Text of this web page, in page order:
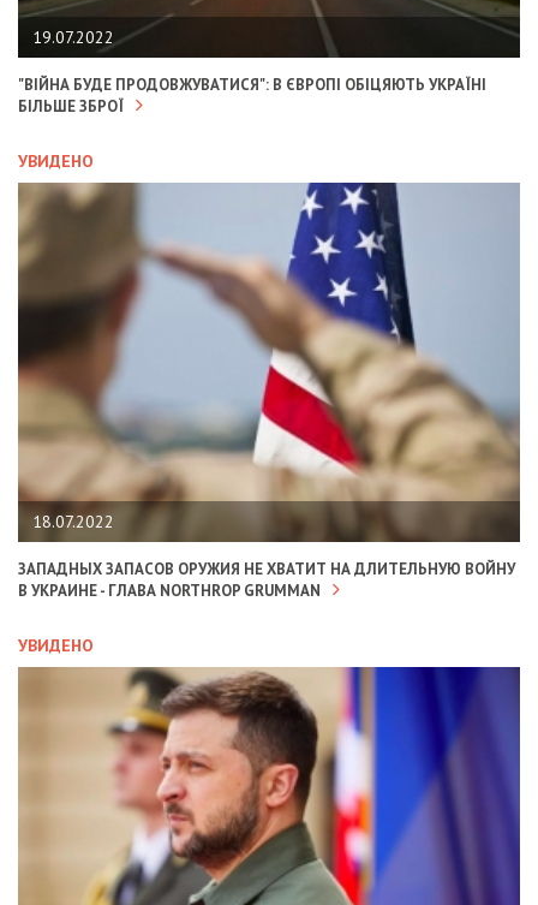
19.07.2022
"ВІЙНА БУДЕ ПРОДОВЖУВАТИСЯ": В ЄВРОПІ ОБІЦЯЮТЬ УКРАЇНІ
БІЛЬШЕ ЗБРОЇ
УВИДЕНО
18.07.2022
ЗАПАДНЫХ ЗАПАСОВ ОРУЖИЯ НЕ ХВАТИТ НА ДЛИТЕЛЬНУЮ ВОЙНУ
В УКРАИНЕ - ГЛАВА NORTHROP GRUMMAN
УВИДЕНО